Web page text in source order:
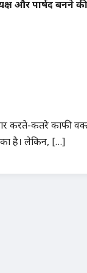
और पार्षद बनने की
करते-कतरे काफी
है। लेकिन, […]